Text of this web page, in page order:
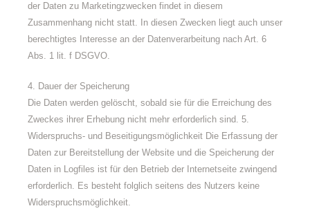
der Daten zu Marketingzwecken findet in diesem
Zusammenhang nicht statt. In diesen Zwecken liegt auch unser
berechtigtes Interesse an der Datenverarbeitung nach Art. 6
Abs. 1 lit. f DSGVO.
4. Dauer der Speicherung
Die Daten werden gelöscht, sobald sie für die Erreichung des
Zweckes ihrer Erhebung nicht mehr erforderlich sind. 5.
Widerspruchs- und Beseitigungsmöglichkeit Die Erfassung der
Daten zur Bereitstellung der Website und die Speicherung der
Daten in Logfiles ist für den Betrieb der Internetseite zwingend
erforderlich. Es besteht folglich seitens des Nutzers keine
Widerspruchsmöglichkeit.